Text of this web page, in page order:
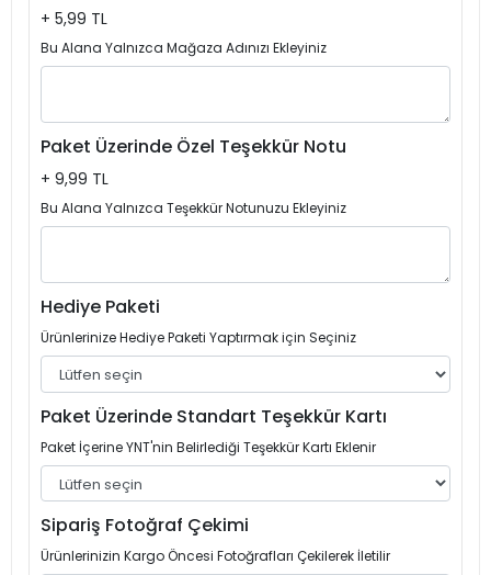
+ 5,99 TL
Bu Alana Yalnızca Mağaza Adınızı Ekleyiniz
Paket Üzerinde Özel Teşekkür Notu
+ 9,99 TL
Bu Alana Yalnızca Teşekkür Notunuzu Ekleyiniz
Hediye Paketi
Ürünlerinize Hediye Paketi Yaptırmak için Seçiniz
Paket Üzerinde Standart Teşekkür Kartı
Paket İçerine YNT'nin Belirlediği Teşekkür Kartı Eklenir
Sipariş Fotoğraf Çekimi
Ürünlerinizin Kargo Öncesi Fotoğrafları Çekilerek İletilir